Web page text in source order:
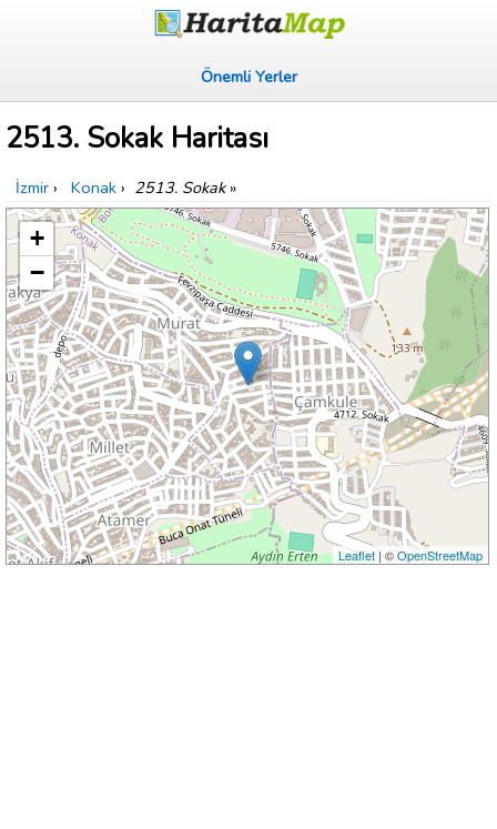
Önemli Yerler
2513. Sokak Haritası
İzmir › Konak › 2513. Sokak»
+
−
Leaflet| ©OpenStreetMap